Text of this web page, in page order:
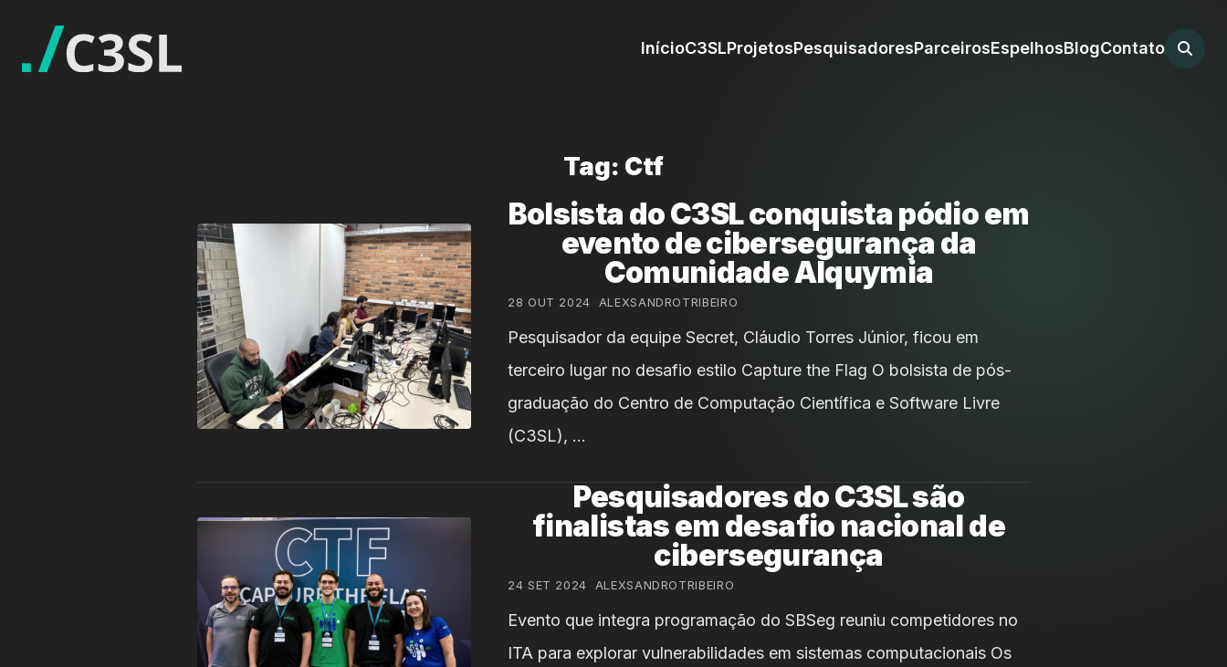
InícioC3SLProjetosPesquisadoresParceirosEspelhosBlogContato
Tag: Ctf
Bolsista do C3SL conquista pódio em
evento de cibersegurança da
Comunidade Alquymia
28 OUT 2024 ALEXSANDROTRIBEIRO
Pesquisador da equipe Secret, Cláudio Torres Júnior, ficou em
terceiro lugar no desafio estilo Capture the Flag O bolsista de pós-
graduação do Centro de Computação Científica e Software Livre
(C3SL), …
Pesquisadores do C3SL são
finalistas em desafio nacional de
cibersegurança
24 SET 2024 ALEXSANDROTRIBEIRO
Evento que integra programação do SBSeg reuniu competidores no
ITA para explorar vulnerabilidades em sistemas computacionais Os